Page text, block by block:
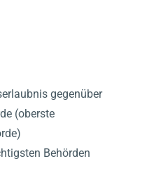
gegenüber
(oberste
Behörden